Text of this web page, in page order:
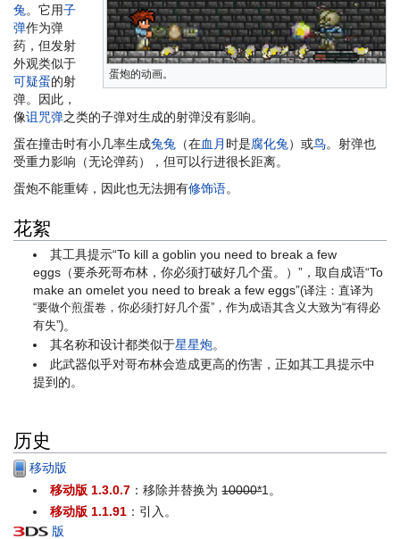
蛋炮的动画。
兔 。它用子
弹作为弹
药，但发射
外观类似于
可疑蛋的射
弹。因此，
像诅咒弹之类的子弹对生成的射弹没有影响。
蛋在撞击时有小几率生成兔兔 （在血月 时是腐化兔 ）或鸟。射弹也
受重力影响（无论弹药），但可以行进很长距离。
蛋炮不能重铸，因此也无法拥有修饰语。
花絮
其工具提示“To kill a goblin you need to break a few
eggs（要杀死哥布林，你必须打破好几个蛋。）”，取自成语“To
make an omelet you need to break a few eggs”(译注：直译为
“要做个煎蛋卷，你必须打好几个蛋”，作为成语其含义大致为“有得必
有失”)。
其名称和设计都类似于星星炮。
此武器似乎对哥布林会造成更高的伤害，正如其工具提示中
提到的。
历史
移动版
移动版 1.3.0.7 ：移除并替换为10000*1 。
移动版 1.1.91 ：引入。
版